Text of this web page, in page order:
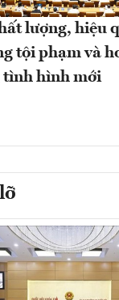
lượng, hiệu
tội phạm và
tình hình mới